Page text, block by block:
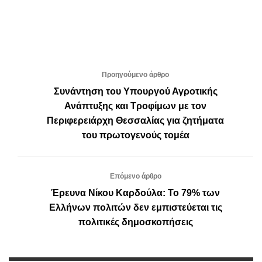
Προηγούμενο άρθρο
Συνάντηση του Υπουργού Αγροτικής
Ανάπτυξης και Τροφίμων με τον
Περιφερειάρχη Θεσσαλίας για ζητήματα
του πρωτογενούς τομέα
Επόμενο άρθρο
Έρευνα Νίκου Καρδούλα: Το 79% των
Ελλήνων πολιτών δεν εμπιστεύεται τις
πολιτικές δημοσκοπήσεις